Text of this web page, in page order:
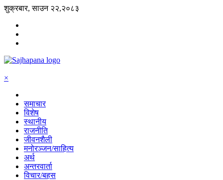
शुक्रबार, साउन २२,२०८३
×
समाचार
विशेष
स्थानीय
राजनीति
जीवनशैली
मनोरञ्जन/साहित्य
अर्थ
अन्तरवार्ता
विचार/बहस